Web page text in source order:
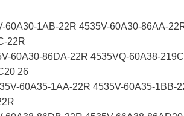
60A30-1AB-22R 4535V-60A30-86AA-
22R
60A30-86DA-22R 4535VQ-60A38-
26
60A35-1AA-22R 4535V-60A35-1BB-